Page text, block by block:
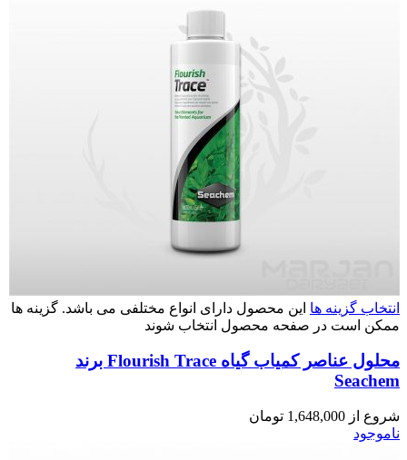
انتخاب گزینه ها این محصول دارای انواع مختلفی می باشد. گزینه ها
ممکن است در صفحه محصول انتخاب شوند
محلول عناصر کمیاب گیاه Flourish Trace برند
Seachem
شروع از 1,648,000 تومان
ناموجود